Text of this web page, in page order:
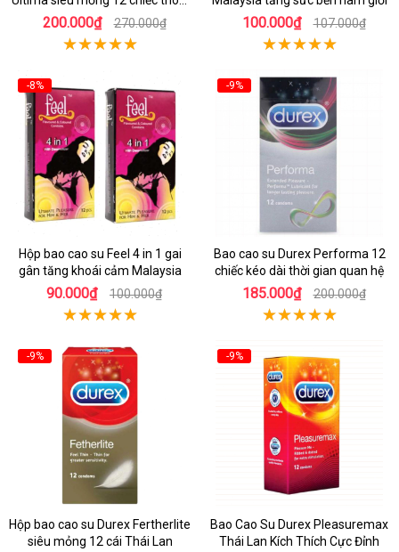
mái dễ chịu
200.000₫ 270.000₫ 100.000₫ 107.000₫
-8%
Hộp bao cao su Feel 4 in 1 gai
gân tăng khoái cảm Malaysia
90.000₫ 100.000₫
-9%
Bao cao su Durex Performa 12
chiếc kéo dài thời gian quan hệ
185.000₫ 200.000₫
-9%
Hộp bao cao su Durex Fertherlite
siêu mỏng 12 cái Thái Lan
-9%
Bao Cao Su Durex Pleasuremax
Thái Lan Kích Thích Cực Đỉnh